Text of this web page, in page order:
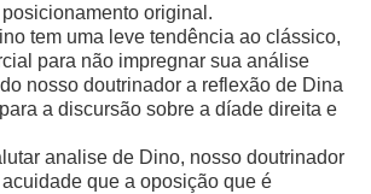
original.
tem uma leve tendência ao clássico,
para não impregnar sua análise
nosso doutrinador a reflexão de Dina
a discursão sobre a díade direita e
analise de Dino, nosso doutrinador
que a oposição que é